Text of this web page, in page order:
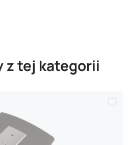
z tej kategorii